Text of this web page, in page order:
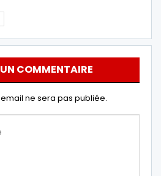
COMMENTAIRE
ne sera pas publiée.